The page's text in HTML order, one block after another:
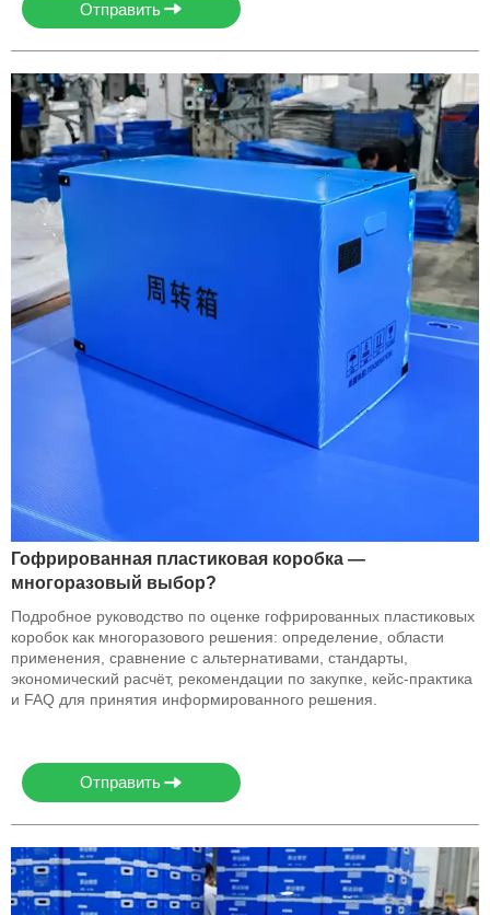
Отправить
Гофрированная пластиковая коробка —
многоразовый выбор?
Подробное руководство по оценке гофрированных пластиковых
коробок как многоразового решения: определение, области
применения, сравнение с альтернативами, стандарты,
экономический расчёт, рекомендации по закупке, кейс-практика
и FAQ для принятия информированного решения.
Отправить